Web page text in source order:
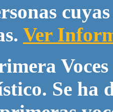
Ver
Se ha